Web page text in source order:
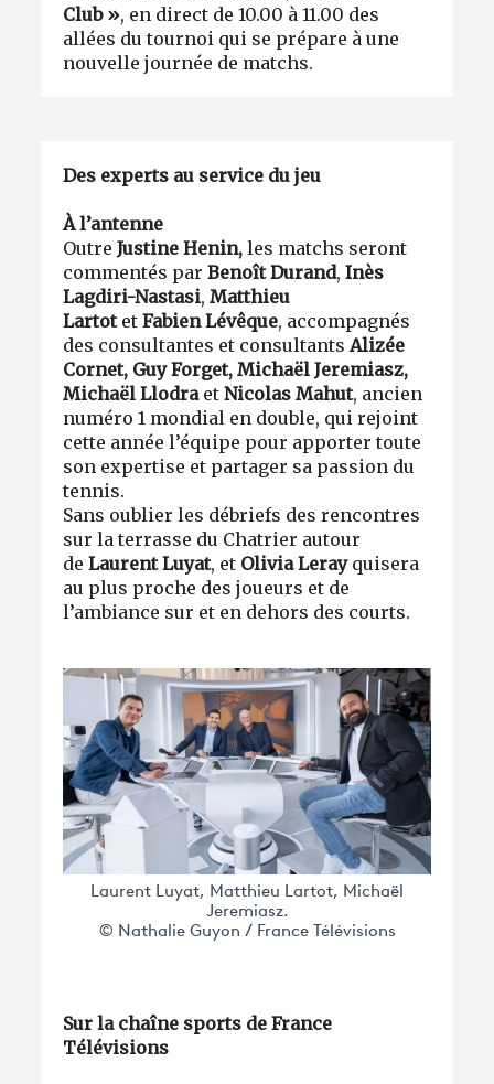
Club », en direct de 10.00 à 11.00 des
allées du tournoi qui se prépare à une
nouvelle journée de matchs.
Des experts au service du jeu
À l’antenne
OutreJustine Henin,les matchs seront
commentés par Benoît Durand,Inès
Lagdiri-Nastasi,Matthieu
LartotetFabien Lévêque, accompagnés
des consultantes et consultantsAlizée
Cornet, Guy Forget, Michaël Jeremiasz,
Michaël Llodra et Nicolas Mahut, ancien
numéro 1 mondial en double, qui rejoint
cette année l’équipe pour apporter toute
son expertise et partager sa passion du
tennis.
Sans oublier les débriefs des rencontres
sur la terrasse du Chatrier autour
deLaurent Luyat, et Olivia Leray quisera
au plus proche des joueurs et de
l’ambiance sur et en dehors des courts.
Laurent Luyat, Matthieu Lartot, Michaël
Jeremiasz.
© Nathalie Guyon / France Télévisions
Sur la chaîne sports de France
Télévisions